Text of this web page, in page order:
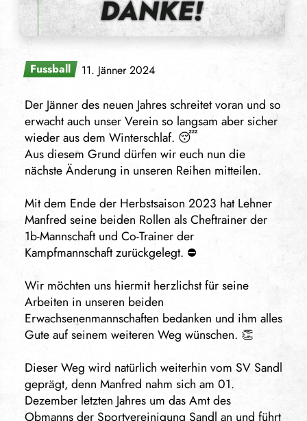
Fussball 11. Jänner 2024
Der Jänner des neuen Jahres schreitet voran und so
erwacht auch unser Verein so langsam aber sicher
wieder aus dem Winterschlaf. 😴
Aus diesem Grund dürfen wir euch nun die
nächste Änderung in unseren Reihen mitteilen.
Mit dem Ende der Herbstsaison 2023 hat Lehner
Manfred seine beiden Rollen als Cheftrainer der
1b-Mannschaft und Co-Trainer der
Kampfmannschaft zurückgelegt. ⛔
Wir möchten uns hiermit herzlichst für seine
Arbeiten in unseren beiden
Erwachsenenmannschaften bedanken und ihm alles
Gute auf seinem weiteren Weg wünschen. 👏
Dieser Weg wird natürlich weiterhin vom SV Sandl
geprägt, denn Manfred nahm sich am 01.
Dezember letzten Jahres um das Amt des
Obmanns der Sportvereinigung Sandl an und führt